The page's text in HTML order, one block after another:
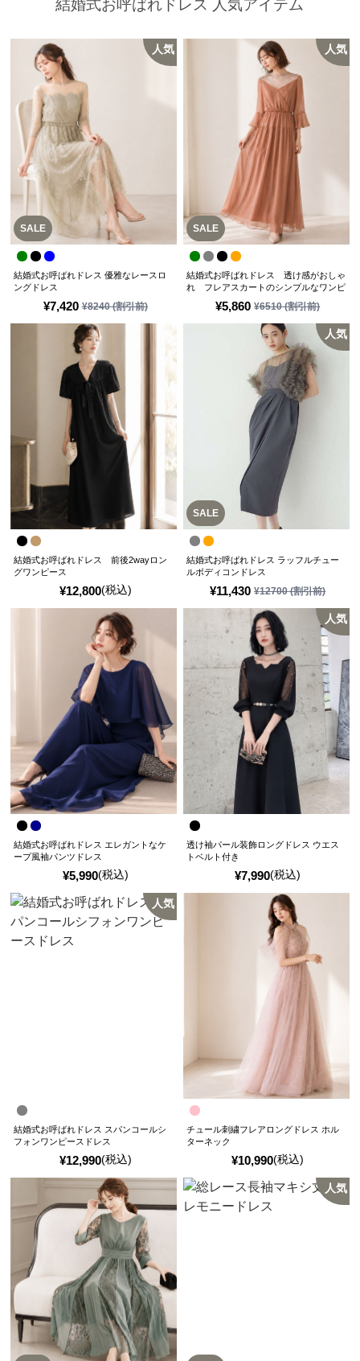
結婚式お呼ばれドレス 人気アイテム
SALE
人気
¥7,420 ¥8240(割引前)
結婚式お呼ばれドレス 優雅なレースロ
ングドレス
SALE
人気
¥5,860 ¥6510(割引前)
結婚式お呼ばれドレス 透け感がおしゃ
れ フレアスカートのシンプルなワンピ
¥12,800(税込)
結婚式お呼ばれドレス 前後2wayロン
グワンピース
SALE
人気
¥11,430 ¥12700(割引前)
結婚式お呼ばれドレス ラッフルチュー
ルボディコンドレス
¥5,990(税込)
結婚式お呼ばれドレス エレガントなケ
ープ風袖パンツドレス
人気
¥7,990(税込)
透け袖パール装飾ロングドレス ウエス
トベルト付き
人気
¥12,990(税込)
結婚式お呼ばれドレス スパンコールシ
フォンワンピースドレス
¥10,990(税込)
チュール刺繍フレアロングドレス ホル
ターネック
人気